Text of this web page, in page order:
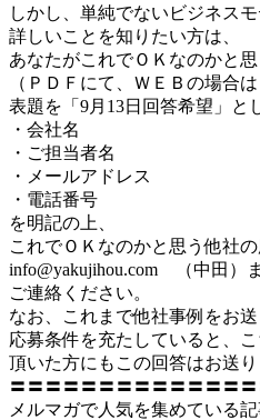
しかし、単純でないビジネスモ
詳しいことを知りたい方は、
あなたがこれでＯＫなのかと
（ＰＤＦにて、ＷＥＢの場合
表題を「9月13日回答希望」と
・会社名
・ご担当者名
・メールアドレス
・電話番号
を明記の上、
これでＯＫなのかと思う他社
info@yakujihou.com （中田）
ご連絡ください。
なお、これまで他社事例をお送
応募条件を充たしていると、
頂いた方にもこの回答はお送り
〓〓〓〓〓〓〓〓〓〓〓〓〓
メルマガで人気を集めている記